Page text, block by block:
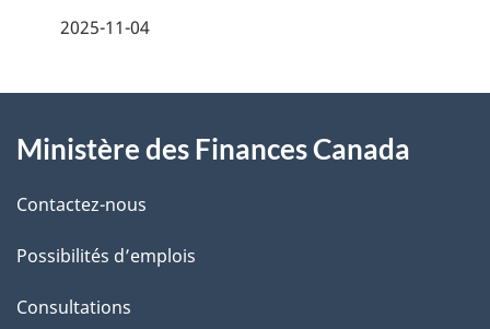
i
l
s
d
2025-11-04
propos
de
ce
site
Ministère des Finances Canada
Contactez-nous
Possibilités d’emplois
Consultations